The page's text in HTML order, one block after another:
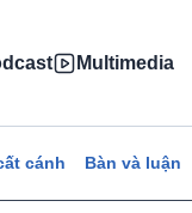
Multimedia
cánh Bàn và luận